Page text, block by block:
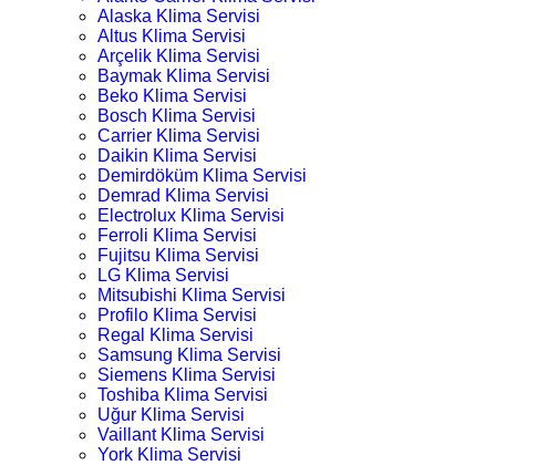
Alaska Klima Servisi
Altus Klima Servisi
Arçelik Klima Servisi
Baymak Klima Servisi
Beko Klima Servisi
Bosch Klima Servisi
Carrier Klima Servisi
Daikin Klima Servisi
Demirdöküm Klima Servisi
Demrad Klima Servisi
Electrolux Klima Servisi
Ferroli Klima Servisi
Fujitsu Klima Servisi
LG Klima Servisi
Mitsubishi Klima Servisi
Profilo Klima Servisi
Regal Klima Servisi
Samsung Klima Servisi
Siemens Klima Servisi
Toshiba Klima Servisi
Uğur Klima Servisi
Vaillant Klima Servisi
York Klima Servisi